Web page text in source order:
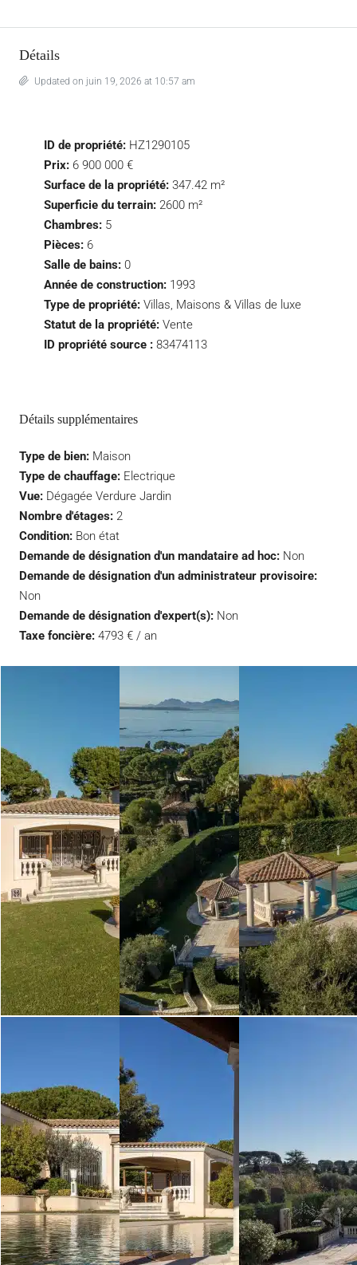
Détails
Updated on juin 19, 2026 at 10:57 am
ID de propriété: HZ1290105
Prix: 6 900 000 €
Surface de la propriété: 347.42 m²
Superficie du terrain: 2600 m²
Chambres: 5
Pièces: 6
Salle de bains: 0
Année de construction: 1993
Type de propriété: Villas, Maisons & Villas de luxe
Statut de la propriété: Vente
ID propriété source : 83474113
Détails supplémentaires
Type de bien: Maison
Type de chauffage: Electrique
Vue: Dégagée Verdure Jardin
Nombre d'étages: 2
Condition: Bon état
Demande de désignation d'un mandataire ad hoc: Non
Demande de désignation d'un administrateur provisoire:
Non
Demande de désignation d'expert(s): Non
Taxe foncière: 4793 € / an